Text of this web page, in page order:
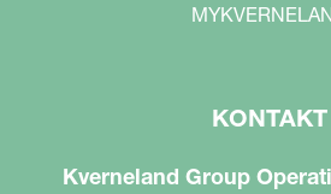
KONTAKT
Kverneland Group